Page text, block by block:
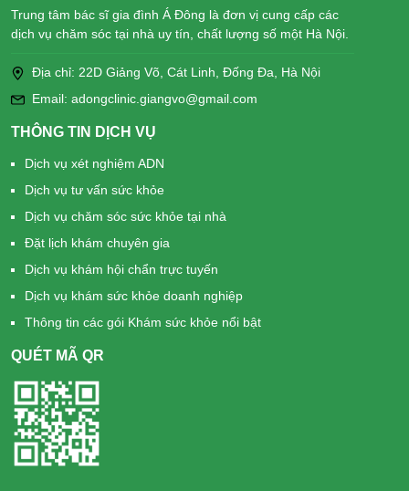
Trung tâm bác sĩ gia đình Á Đông là đơn vị cung cấp các
dịch vụ chăm sóc tại nhà uy tín, chất lượng số một Hà Nội.
Địa chỉ: 22D Giảng Võ, Cát Linh, Đống Đa, Hà Nội
Email: adongclinic.giangvo@gmail.com
THÔNG TIN DỊCH VỤ
Dịch vụ xét nghiệm ADN
Dịch vụ tư vấn sức khỏe
Dịch vụ chăm sóc sức khỏe tại nhà
Đặt lịch khám chuyên gia
Dịch vụ khám hội chẩn trực tuyến
Dịch vụ khám sức khỏe doanh nghiệp
Thông tin các gói Khám sức khỏe nổi bật
QUÉT MÃ QR